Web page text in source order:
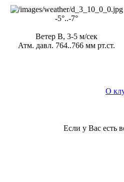
-5°..-7°
Ветер В, 3-5 м/сек
Атм. давл. 764..766 мм рт.ст.
О
Если у Вас есть